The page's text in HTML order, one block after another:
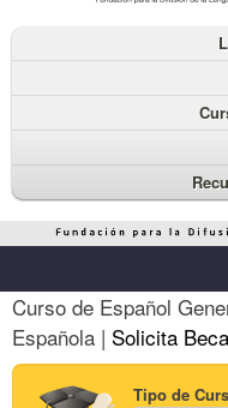
Curso de Español
Española | Solicita Beca
Tipo de